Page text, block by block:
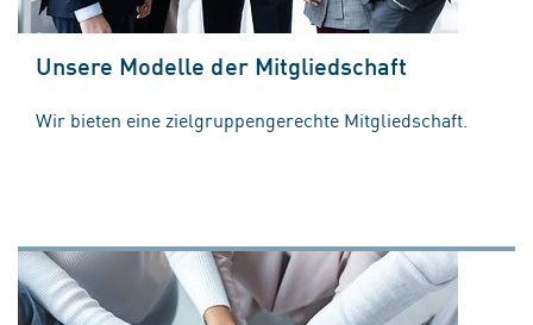
Unsere Modelle der Mitgliedschaft
Wir bieten eine zielgruppengerechte Mitgliedschaft.